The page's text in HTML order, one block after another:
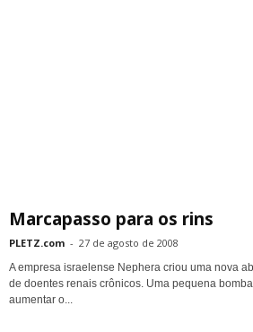
Marcapasso para os rins
PLETZ.com - 27 de agosto de 2008
A empresa israelense Nephera criou uma nova
de doentes renais crônicos. Uma pequena
aumentar o...